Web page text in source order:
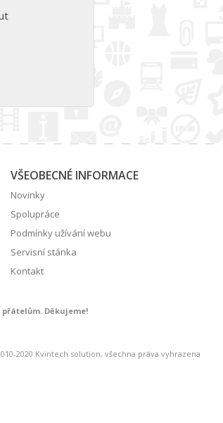
VŠEOBECNÉ INFORMACE
Novinky
Spolupráce
Podmínky užívání webu
Servisní stánka
Kontakt
Děkujeme!
2020 Kvintech solution, všechna práva vyhrazena